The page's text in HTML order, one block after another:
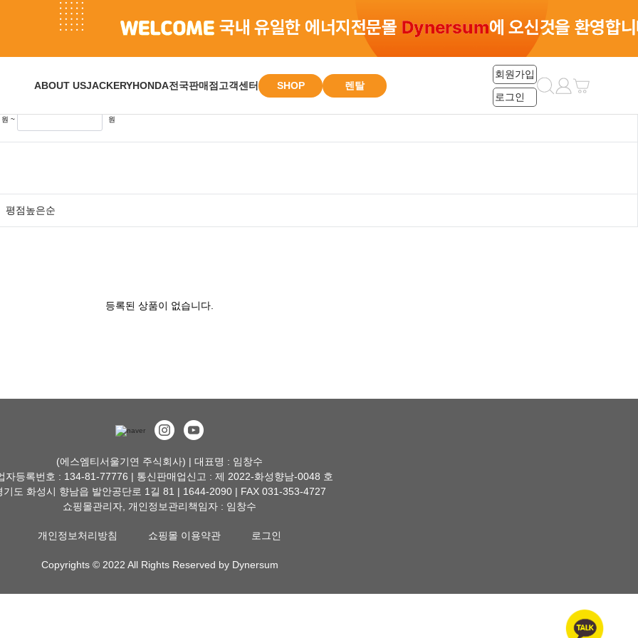
ABOUT USJACKERYHONDA전국판매점 고객센터 SHOP 렌탈
회원가입
로그인
총 0건
원 ~ 원
평점높은순
등록된 상품이 없습니다.
(에스엠티서울기연 주식회사) | 대표명 : 임창수
자등록번호 : 134-81-77776 | 통신판매업신고 : 제 2022-화성향남-0048 호
기도 화성시 향남읍 발안공단로 1길 81 | 1644-2090 | FAX 031-353-4727
쇼핑몰관리자, 개인정보관리책임자 : 임창수
개인정보처리방침 쇼핑몰 이용약관 로그인
Copyrights © 2022 All Rights Reserved by Dynersum